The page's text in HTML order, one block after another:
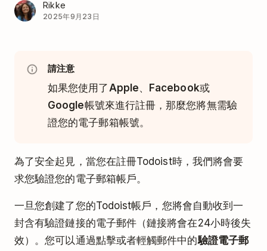
Rikke
2025年9月23日
請注意
如果您使用了Apple、 Facebook或
Google帳號來進行註冊，那麼您將無需驗
證您的電子郵箱帳號。
為了安全起見，當您在註冊Todoist時，我們將會要
求您驗證您的電子郵箱帳戶。
一旦您創建了您的Todoist帳戶，您將會自動收到一
封含有驗證鏈接的電子郵件（鏈接將會在24小時後失
效）。您可以通過點擊或者輕觸郵件中的驗證電子郵